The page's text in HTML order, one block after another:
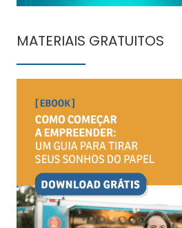
MATERIAIS GRATUITOS